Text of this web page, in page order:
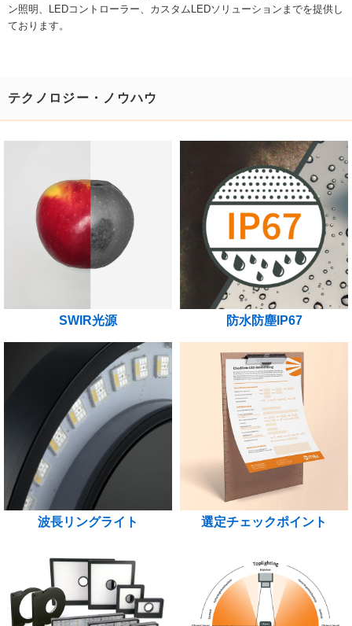
ン照明、LEDコントローラー、カスタムLEDソリューションまでを提供し
ております。
テクノロジー・ノウハウ
SWIR光源 防水防塵IP67
波長リングライト 選定チェックポイント